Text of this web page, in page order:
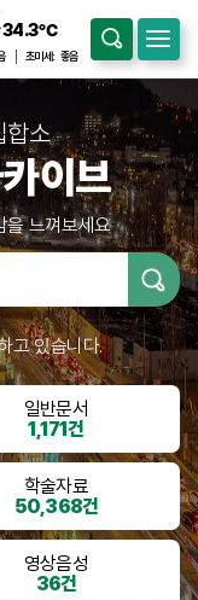
34.3℃
초미세: 좋음
합소
이브
을 느껴보세요
고 있습니다.
일반문서
1,171건
학술자료
50,368건
영상음성
36건